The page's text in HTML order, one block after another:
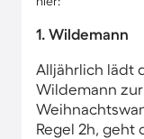
1. Wildemann
Alljährlich lädt
Wildemann
Regel 2h, geht